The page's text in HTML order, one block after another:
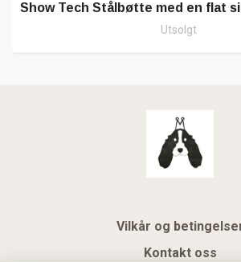
Show Tech Stålbøtte med en flat
Utsolgt
Vilkår og
Kontakt oss